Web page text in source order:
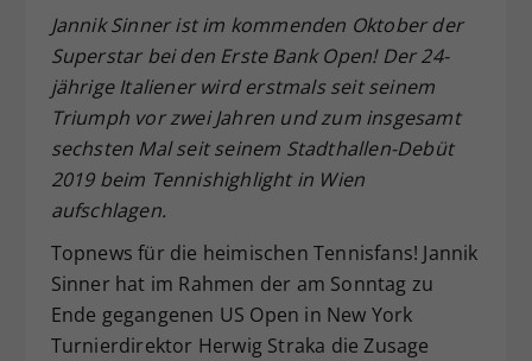
Jannik Sinner ist im kommenden Oktober der
Superstar bei den Erste Bank Open! Der 24-
jährige Italiener wird erstmals seit seinem
Triumph vor zwei Jahren und zum insgesamt
sechsten Mal seit seinem Stadthallen-Debüt
2019 beim Tennishighlight in Wien
aufschlagen.
Topnews für die heimischen Tennisfans! Jannik
Sinner hat im Rahmen der am Sonntag zu
Ende gegangenen US Open in New York
Turnierdirektor Herwig Straka die Zusage
Zweck
Dieser Wert speichert Ihre Consent-
Einstellungen. Unter anderem eine
zufällig generierte ID, für die
historische Speicherung Ihrer
vorgenommen Einstellungen, falls der
Webseiten-Betreiber dies eingestellt
hat.